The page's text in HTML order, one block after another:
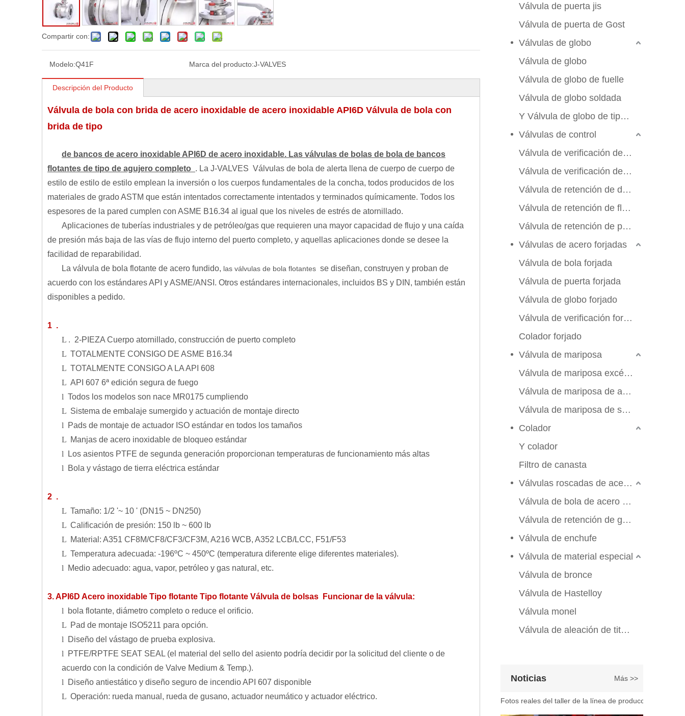
Compartir con:
Modelo:Q41F Marca del producto:J-VALVES
Descripción del Producto
Válvula de bola con brida de acero inoxidable de acero inoxidable API6D Válvula de bola con
brida de tipo
de bancos de acero inoxidable API6D de acero inoxidable. Las válvulas de bolas de bola de bancos
flotantes de tipo de agujero completo . La J-VALVES Válvulas de bola de alerta llena de cuerpo de cuerpo de
estilo de estilo de estilo emplean la inversión o los cuerpos fundamentales de la concha, todos producidos de los
materiales de grado ASTM que están intentados correctamente intentados y terminados químicamente. Todos los
espesores de la pared cumplen con ASME B16.34 al igual que los niveles de estrés de atornillado.
Aplicaciones de tuberías industriales y de petróleo/gas que requieren una mayor capacidad de flujo y una caída
de presión más baja de las vías de flujo interno del puerto completo, y aquellas aplicaciones donde se desee la
facilidad de reparabilidad.
La válvula de bola flotante de acero fundido, las válvulas de bola flotantes se diseñan, construyen y proban de
acuerdo con los estándares API y ASME/ANSI. Otros estándares internacionales, incluidos BS y DIN, también están
disponibles a pedido.
1 .
L . 2-PIEZA Cuerpo atornillado, construcción de puerto completo
L TOTALMENTE CONSIGO DE ASME B16.34
L TOTALMENTE CONSIGO A LA API 608
L API 607 ​​6ª edición segura de fuego
l Todos los modelos son nace MR0175 cumpliendo
L Sistema de embalaje sumergido y actuación de montaje directo
l
Pads de montaje de actuador ISO estándar en todos los tamaños
L Manjas de acero inoxidable de bloqueo estándar
l
Los asientos PTFE de segunda generación proporcionan temperaturas de funcionamiento más altas
l
Bola y vástago de tierra eléctrica estándar
2 .
L Tamaño: 1/2 '~ 10 ' (DN15 ~ DN250)
L Calificación de presión: 150 lb ~ 600 lb
L Material: A351 CF8M/CF8/CF3/CF3M, A216 WCB, A352 LCB/LCC, F51/F53
L Temperatura adecuada: -196ºC ~ 450ºC (temperatura diferente elige diferentes materiales).
l
Medio adecuado: agua, vapor, petróleo y gas natural, etc.
3. API6D Acero inoxidable Tipo flotante Tipo flotante Válvula de bolsas
Funcionar de la válvula:
l
bola flotante, diámetro completo o reduce el orificio.
L Pad de montaje ISO5211 para opción.
l
Diseño del vástago de prueba explosiva.
l
PTFE/RPTFE SEAT SEAL (el material del sello del asiento podría decidir por la solicitud del cliente o de
acuerdo con la condición de Valve Medium & Temp.).
l
Diseño antiestático y diseño seguro de incendio API 607 ​​disponible
L Operación: rueda manual, rueda de gusano, actuador neumático y actuador eléctrico.
Válvula de puerta jis
Válvula de puerta de Gost
Válvulas de globo
Válvula de globo
Válvula de globo de fuelle
Válvula de globo soldada
Y Válvula de globo de tipo Y
Válvulas de control
Válvula de verificación de swing
Válvula de verificación de elevación
Válvula de retención de doble aleta
Válvula de retención de flujo axial
Válvula de retención de placa de manchas
Válvulas de acero forjadas
Válvula de bola forjada
Válvula de puerta forjada
Válvula de globo forjado
Válvula de verificación forjada
Colador forjado
Válvula de mariposa
Válvula de mariposa excéntrica triple
Válvula de mariposa de alto rendimiento
Válvula de mariposa de sello suave
Colador
Y colador
Filtro de canasta
Válvulas roscadas de acero inoxidable
Válvula de bola de acero inoxidable
Válvula de retención de globo de compuerta
Válvula de enchufe
Válvula de material especial
Válvula de bronce
Válvula de Hastelloy
Válvula monel
Válvula de aleación de titanio
Noticias Más >>
2026-06-25